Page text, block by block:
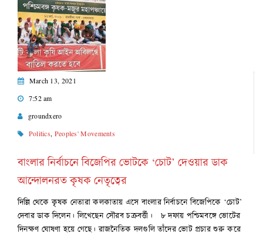
March 13, 2021
7:52 am
groundxero
Politics, Peoples' Movements
বাংলার নির্বাচনে বিজেপির ভোটকে ‘চোট’ দেওয়ার ডাক
আন্দোলনরত কৃষক নেতৃত্বের
দিল্লি থেকে কৃষক নেতারা কলকাতায় এসে বাংলার নির্বাচনে বিজেপিকে ‘চোট’
দেবার ডাক দিলেন। লিখেছেন সৌরব চক্রবর্ত্তী।‌ ৮ দফায় পশ্চিমবঙ্গে ভোটের
দিনক্ষণ ঘোষণা হয়ে গেছে। রাজনৈতিক দলগুলি তাঁদের ভোট প্রচার শুরু করে